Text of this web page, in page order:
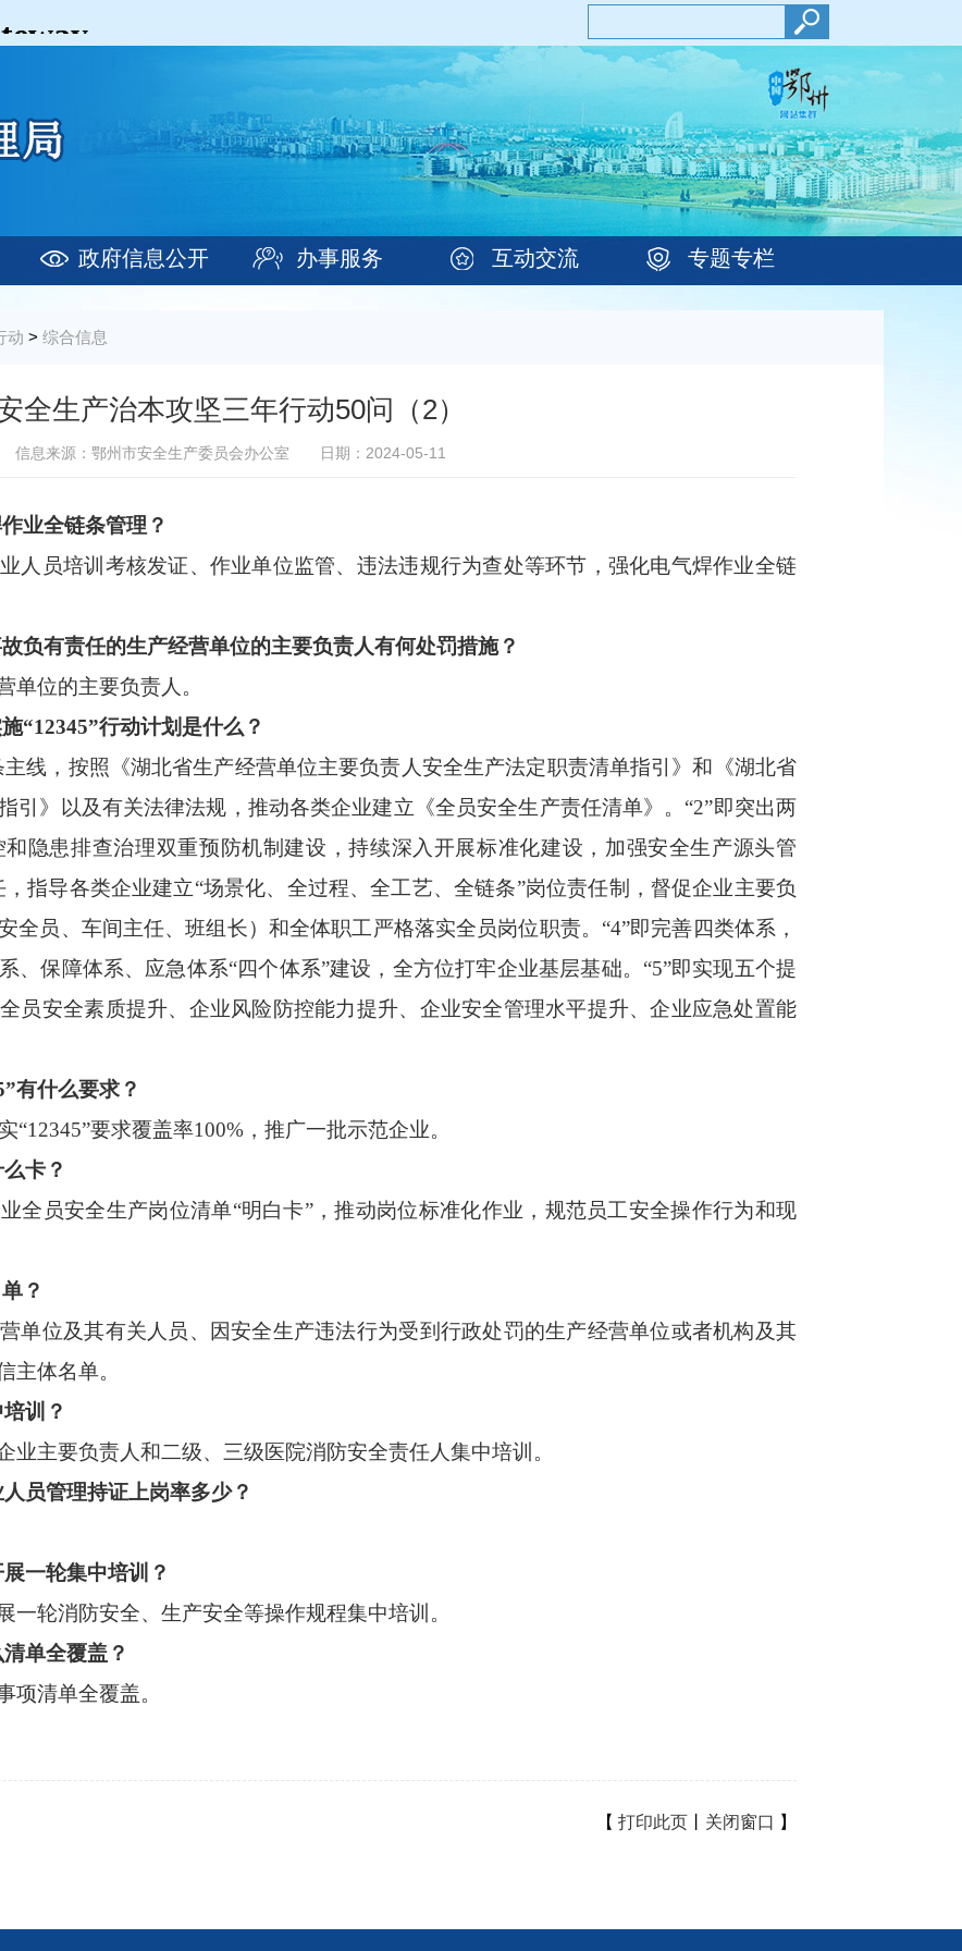
政府信息公开 办事服务 互动交流 专题专栏
动 > 综合信息
全生产治本攻坚三年行动50问（2）
信息来源：鄂州市安全生产委员会办公室 日期：2024-05-11
业全链条管理？
人员培训考核发证、作业单位监管、违法违规行为查处等环节，强化电气焊作业全链
负有责任的生产经营单位的主要负责人有何处罚措施？
单位的主要负责人。
“12345”行动计划是什么？
线， 按照《湖北省生产经营单位主要负责人安全生产法定职责清单指引》和《湖北省
引》以及有关法律法规，推动各类企业建立《全员安全生产责任清单》。 “2”即突出两
隐患排查治理双重预防机制建设，持续深入开展标准化建设，加强安全生产源头管
指导各类企业建立“场景化、全过程、全工艺、全链条”岗位责任制，督促企业主要负
全员、车间主任、班组长） 和全体职工严格落实全员岗位职责。 “4”即完善四类体系，
、保障体系、应急体系“四个体系”建设，全方位打牢企业基层基础。 “5”即实现五个提
员安全素质提升、企业风险防控能力提升、企业安全管理水平提升、企业应急处置能
有什么要求？
“12345”要求覆盖率100%，推广一批示范企业。
卡？
全员安全生产岗位清单“明白卡”，推动岗位标准化作业，规范员工安全操作行为和现
？
单位及其有关人员、因安全生产违法行为受到行政处罚的生产经营单位或者机构及其
主体名单。
训？
业主要负责人和二级、三级医院消防安全责任人集中培训。
员管理持证上岗率多少？
一轮集中培训？
一轮消防安全、生产安全等操作规程集中培训。
单全覆盖？
项清单全覆盖。
【 打印此页 关闭窗口 】